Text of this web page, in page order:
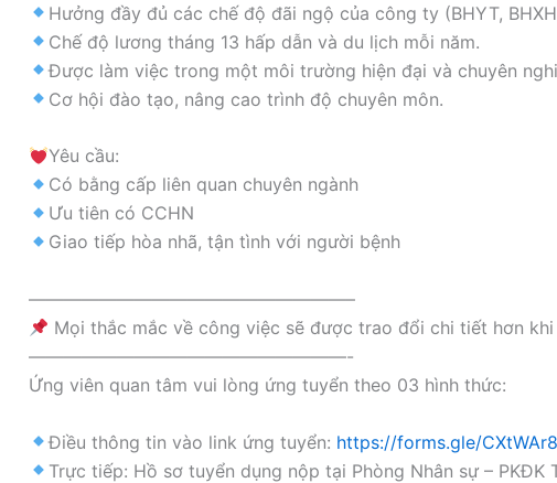
Hưởng đầy đủ các chế độ đãi ngộ của công ty (BHYT,
Chế độ lương tháng 13 hấp dẫn và du lịch mỗi năm.
Được làm việc trong một môi trường hiện đại và chuyên
Cơ hội đào tạo, nâng cao trình độ chuyên môn.
Yêu cầu:
Có bằng cấp liên quan chuyên ngành
Ưu tiên có CCHN
Giao tiếp hòa nhã, tận tình với người bệnh
——————————————————–
Mọi thắc mắc về công việc sẽ được trao đổi chi tiết hơn khi
——————————————————-
Ứng viên quan tâm vui lòng ứng tuyển theo 03 hình thức:
Điều thông tin vào link ứng tuyển: https://forms.gle/
Trực tiếp: Hồ sơ tuyển dụng nộp tại Phòng Nhân sự – PKĐK